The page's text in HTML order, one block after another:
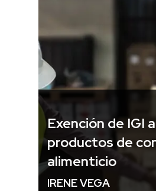
Exención de IGI a
productos de
alimenticio
IRENE VEGA